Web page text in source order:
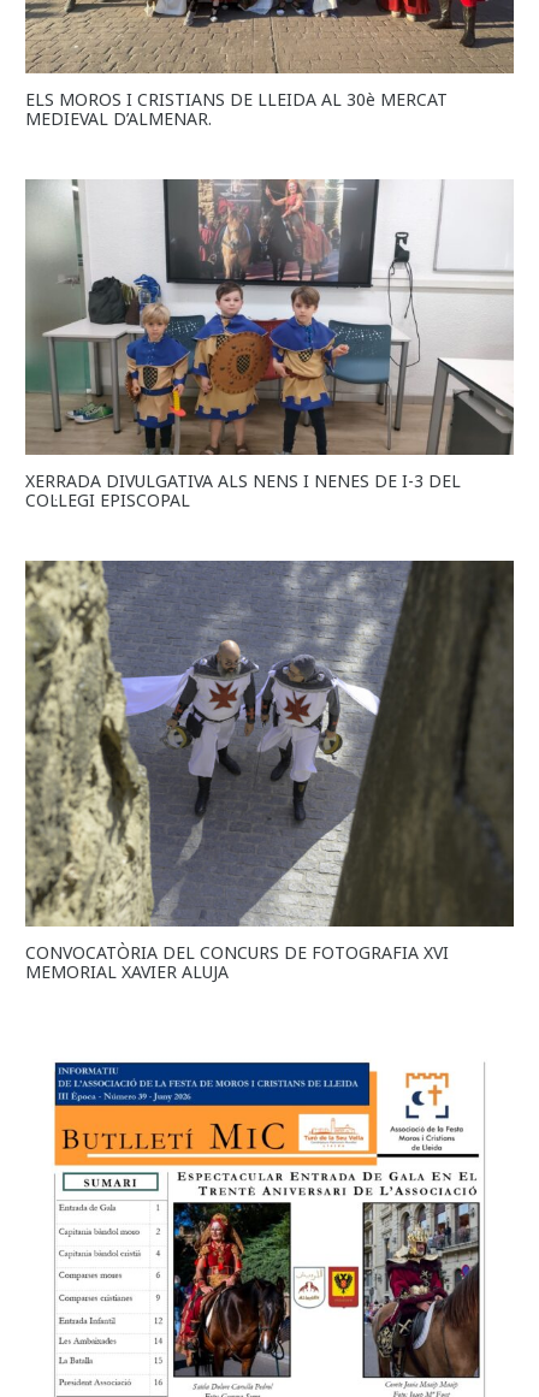
ELS MOROS I CRISTIANS DE LLEIDA AL 30è MERCAT
MEDIEVAL D’ALMENAR.
XERRADA DIVULGATIVA ALS NENS I NENES DE I-3 DEL
COL·LEGI EPISCOPAL
CONVOCATÒRIA DEL CONCURS DE FOTOGRAFIA XVI
MEMORIAL XAVIER ALUJA